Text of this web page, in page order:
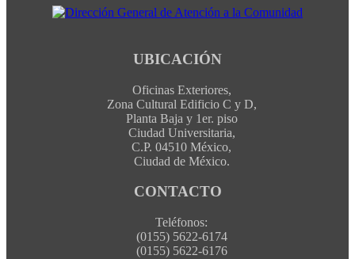
UBICACIÓN
Oficinas Exteriores,
Zona Cultural Edificio C y D,
Planta Baja y 1er. piso
Ciudad Universitaria,
C.P. 04510 México,
Ciudad de México.
CONTACTO
Teléfonos:
(0155) 5622-6174
(0155) 5622-6176